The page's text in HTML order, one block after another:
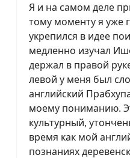
Я и на самом деле
тому моменту я уже
укрепился в идее
медленно изучал
держал в правой
левой у меня был
английский
моему пониманию.
культурный,
время как мой
познаниях